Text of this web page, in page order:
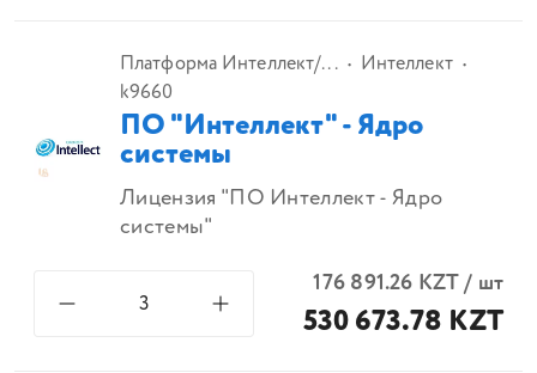
Платформа Интеллект/...
Интеллект
k9660
ПО "Интеллект" - Ядро
системы
Лицензия "ПО Интеллект - Ядро
системы"
176 891.26 KZT/ шт
530 673.78 KZT